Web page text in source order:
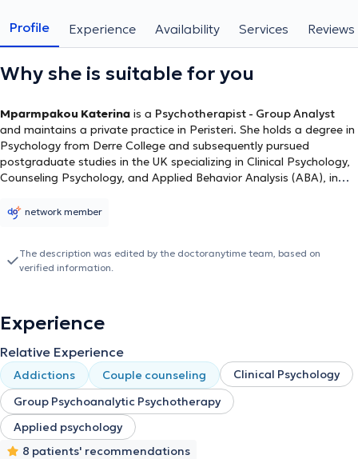
Profile Experience Availability Services Reviews
Why she is suitable for you
Mparmpakou Katerina is a Psychotherapist - Group Analyst
and maintains a private practice in Peristeri. She holds a degree in
Psychology from Derre College and subsequently pursued
postgraduate studies in the UK specializing in Clinical Psychology,
Counseling Psychology, and Applied Behavior Analysis (ABA), in
conferences and seminars both in Greece and abroad to ensure
developed through personal experience in various and particularly
demanding environments throughout her extensive career. Finally,
network member
The description was edited by the doctoranytime team, based on
verified information.
Experience
Relative Experience
Addictions Couple counseling
Clinical Psychology
Group Psychoanalytic Psychotherapy
Applied psychology
8 patients' recommendations